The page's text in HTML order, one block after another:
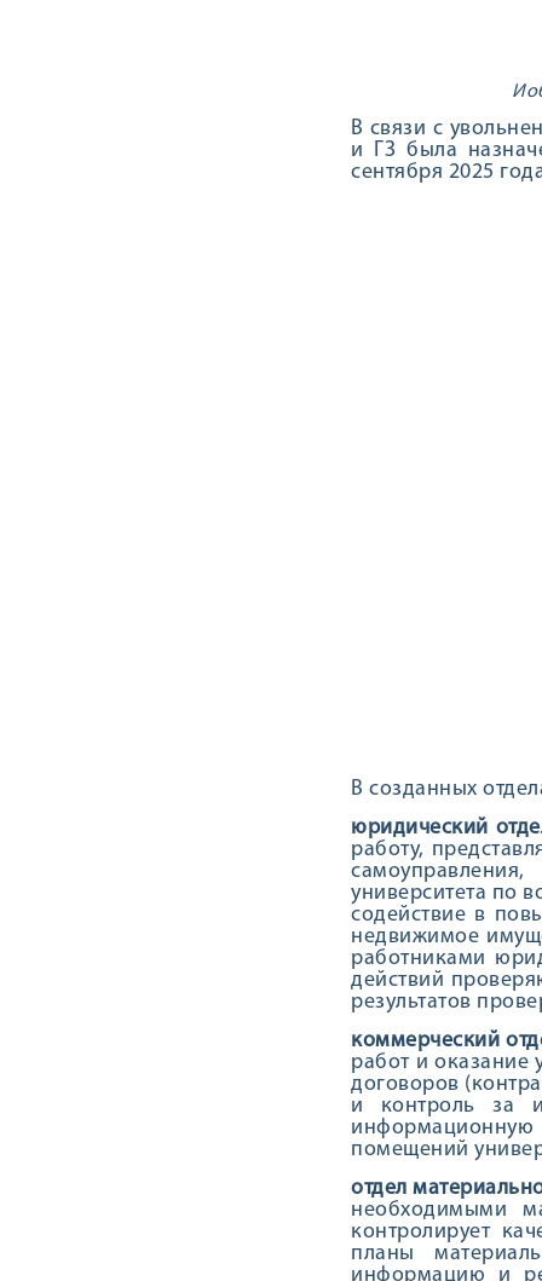
В связи с
и ГЗ была
сентября 2025
В созданных
юридический
работу,
университета по
содействие в
недвижимое
работниками
действий
результатов
коммерческий
работ и оказание
договоров
и контроль за
информационную
помещений
отдел
необходимыми
контролирует
планы
информацию и